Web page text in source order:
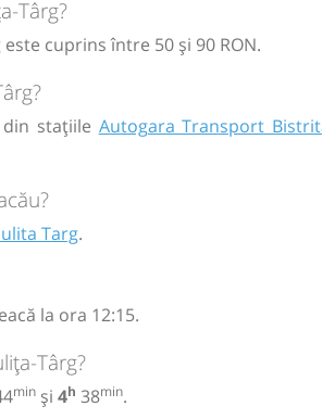
Târg?
cuprins între 50 și 90 RON.
stațiile Autogara Transport
Targ.
la ora 12:15.
Târg?
min și 4h 38min.